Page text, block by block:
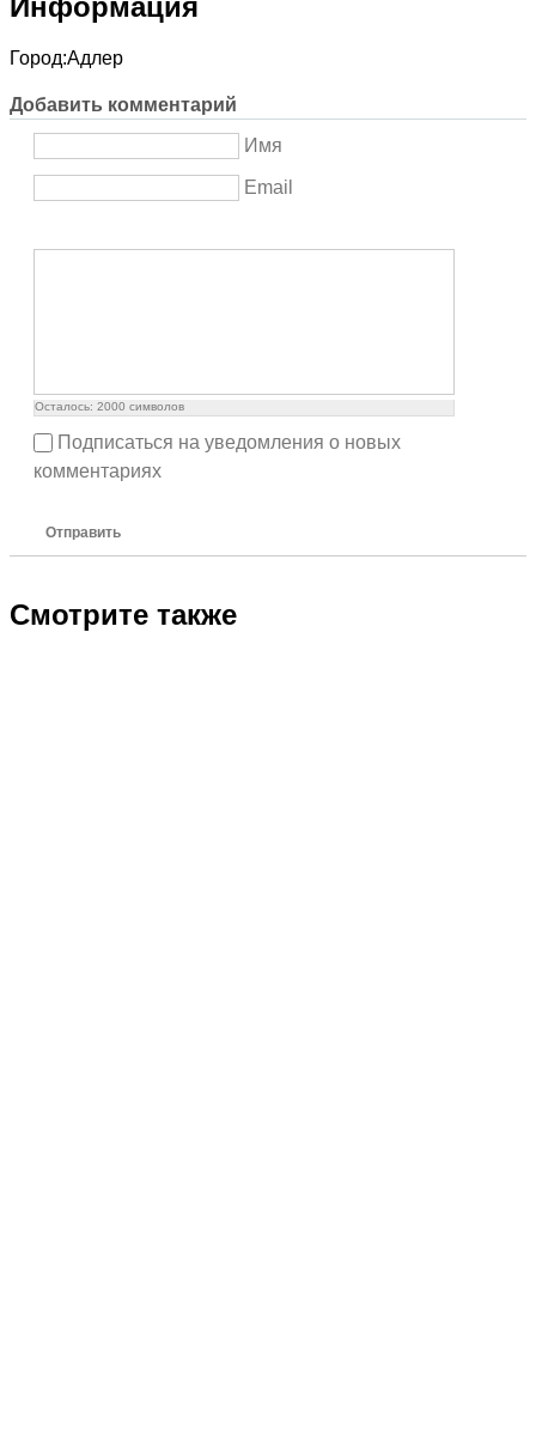
Информация
Город:Адлер
Добавить комментарий
Имя
Email
Осталось: 2000 символов
Подписаться на уведомления о новых
комментариях
Отправить
Смотрите также